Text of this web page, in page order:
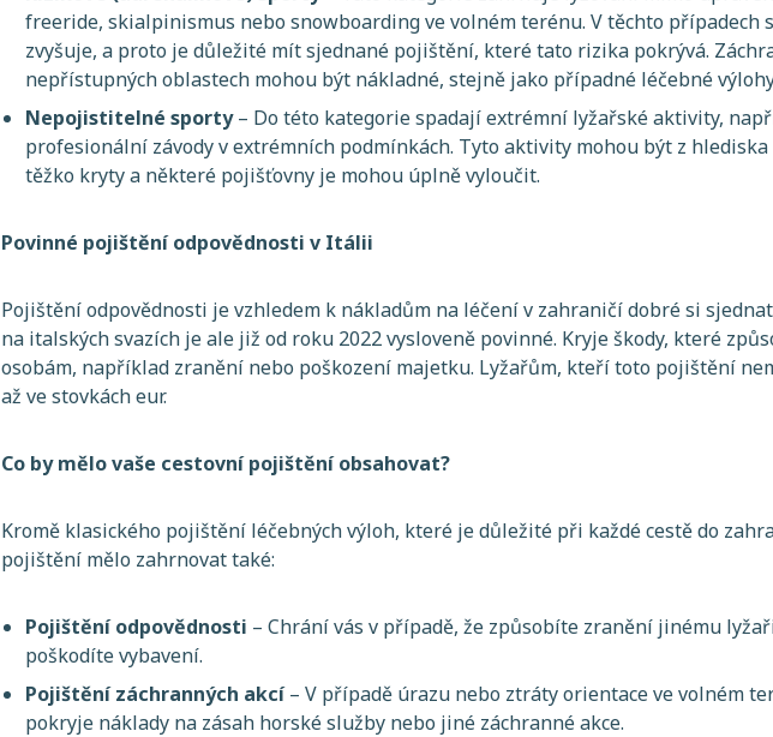
freeride, skialpinismus nebo snowboarding ve volném terénu. V těchto případech
zvyšuje, a proto je důležité mít sjednané pojištění, které tato rizika pokrývá.
nepřístupných oblastech mohou být nákladné, stejně jako případné léčebné
Nepojistitelné sporty– Do této kategorie spadají extrémní lyžařské aktivity,
profesionální závody v extrémních podmínkách. Tyto aktivity mohou být z
těžko kryty a některé pojišťovny je mohou úplně vyloučit.
Povinné pojištění odpovědnosti v Itálii
Pojištění odpovědnosti je vzhledem k nákladům na léčení v zahraničí dobré si
na italských svazích je ale již od roku 2022 vysloveně povinné. Kryje škody, které
osobám, například zranění nebo poškození majetku. Lyžařům, kteří toto pojištění
až ve stovkách eur.
Co by mělo vaše cestovní pojištění obsahovat?
Kromě klasického pojištění léčebných výloh, které je důležité při každé cestě do
pojištění mělo zahrnovat také:
Pojištění odpovědnosti – Chrání vás v případě, že způsobíte zranění jinému
poškodíte vybavení.
Pojištění záchranných akcí– V případě úrazu nebo ztráty orientace ve volném
pokryje náklady na zásah horské služby nebo jiné záchranné akce.